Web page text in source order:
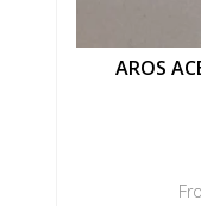
AROS